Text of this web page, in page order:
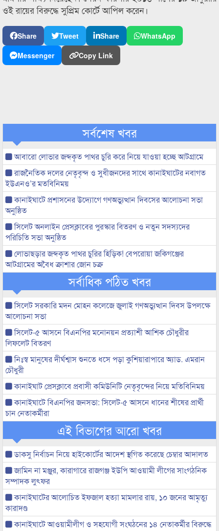
ওই রায়ের বিরুদ্ধে সুপ্রিম কোর্টে আপিল করেন।
Share Tweet Share
WhatsApp
Messenger
Copy Link
সর্বশেষ খবর
আবারো লোভার জব্দকৃত পাথর চুরি করে নিয়ে যাওয়া হচ্ছে আটগ্রামে
রাজনৈতিক দলের নেতৃবৃন্দ ও সুধীজনদের সাথে কানাইঘাটের নবাগত
ইউএনও’র মতবিনিময়
কানাইঘাটে প্রশাসনের উদ্যোগে গণঅভ্যুত্থান দিবসের আলোচনা সভা
অনুষ্ঠিত
সিলেট অনলাইন প্রেসক্লাবের পুরস্কার বিতরণ ও নতুন সদস্যদের
পরিচিতি সভা অনুষ্ঠিত
লোভাছড়ার জব্দকৃত পাথর চুরির হিড়িক! বেপরোয়া জকিগঞ্জের
আটগ্রামের অবৈধ ক্রাশার জোন চক্র
সর্বাধিক পঠিত খবর
সিলেট সরকারি মদন মোহন কলেজে জুলাই গণঅভ্যুত্থান দিবস উপলক্ষে
আলোচনা সভা
সিলেট-৫ আসনে বিএনপির মনোনয়ন প্রত্যাশী আশিক চৌধুরীর
লিফলেট বিতরণ
নিঃস্ব মানুষের দীর্ঘশ্বাস শুনতে ধসে পড়া কুশিয়ারাপারে অ্যাড. এমরান
চৌধুরী
কানাইঘাট প্রেসক্লাবে প্রবাসী কমিউনিটি নেতৃবৃন্দের নিয়ে মতিবিনিময়
কানাইঘাটে বিএনপির জনসভা: সিলেট-৫ আসনে ধানের শীষের প্রার্থী
চান নেতাকর্মীরা
এই বিভাগের আরো খবর
ডাকসু নির্বাচন নিয়ে হাইকোর্টের আদেশ স্থগিত করেছে চেম্বার আদালত
জামিন না মঞ্জুর, কারাগারে রাজগঞ্জ ইউপি আওয়ামী লীগের সাংগঠনিক
সম্পাদক লুৎফর
কানাইঘাটের আলোচিত ইফজাল হত্যা মামলার রায়, ১০ জনের আমৃত্যু
কারাদণ্ড
কানাইঘাটে আওয়ামীলীগ ও সহযোগী সংঘঠনের ১৪ নেতাকর্মীর বিরুদ্ধে